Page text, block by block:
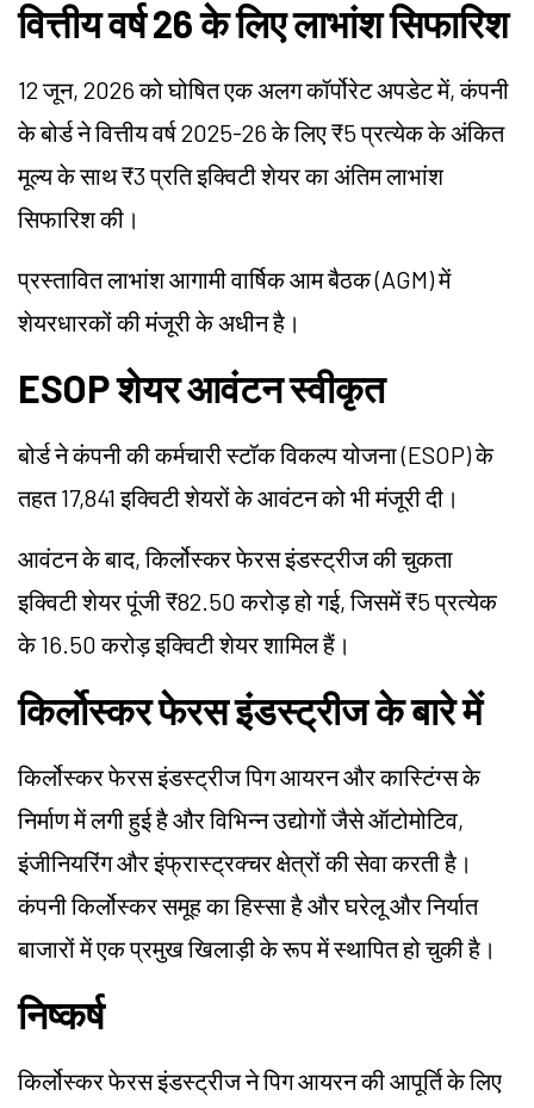
वित्तीय वर्ष 26 के लिए लाभांश सिफारिश
12 जून, 2026 को घोषित एक अलग कॉर्पोरेट अपडेट में, कंपनी
के बोर्ड ने वित्तीय वर्ष 2025-26 के लिए ₹5 प्रत्येक के अंकित
मूल्य के साथ ₹3 प्रति इक्विटी शेयर का अंतिम लाभांश
सिफारिश की।
प्रस्तावित लाभांश आगामी वार्षिक आम बैठक (AGM) में
शेयरधारकों की मंजूरी के अधीन है।
ESOP शेयर आवंटन स्वीकृत
बोर्ड ने कंपनी की कर्मचारी स्टॉक विकल्प योजना (ESOP) के
तहत 17,841 इक्विटी शेयरों के आवंटन को भी मंजूरी दी।
आवंटन के बाद, किर्लोस्कर फेरस इंडस्ट्रीज की चुकता
इक्विटी शेयर पूंजी ₹82.50 करोड़ हो गई, जिसमें ₹5 प्रत्येक
के 16.50 करोड़ इक्विटी शेयर शामिल हैं।
किर्लोस्कर फेरस इंडस्ट्रीज के बारे में
किर्लोस्कर फेरस इंडस्ट्रीज पिग आयरन और कास्टिंग्स के
निर्माण में लगी हुई है और विभिन्न उद्योगों जैसे ऑटोमोटिव,
इंजीनियरिंग और इंफ्रास्ट्रक्चर क्षेत्रों की सेवा करती है।
कंपनी किर्लोस्कर समूह का हिस्सा है और घरेलू और निर्यात
बाजारों में एक प्रमुख खिलाड़ी के रूप में स्थापित हो चुकी है।
निष्कर्ष
किर्लोस्कर फेरस इंडस्ट्रीज ने पिग आयरन की आपूर्ति के लिए